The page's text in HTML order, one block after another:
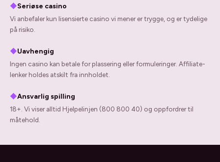
◆Seriøse casino
Vi anbefaler kun lisensierte casino vi mener er trygge, og er tydelige
på risiko.
◆Uavhengig
Ingen casino kan betale for plassering eller formuleringer. Affiliate-
lenker holdes atskilt fra innholdet.
◆Ansvarlig spilling
18+. Vi viser alltid Hjelpelinjen (800 800 40) og oppfordrer til
måtehold.